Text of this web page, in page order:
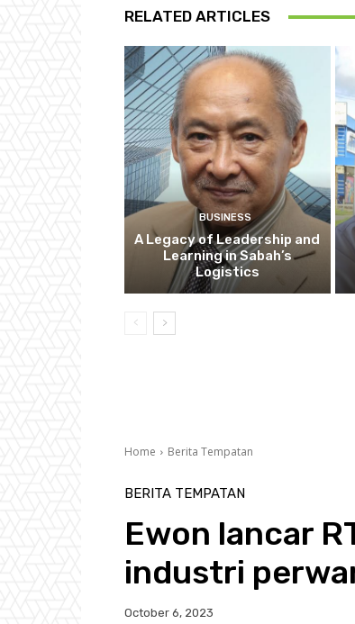
RELATED ARTICLES
BUSINESS
A Legacy of Leadership and
Learning in Sabah’s
Logistics